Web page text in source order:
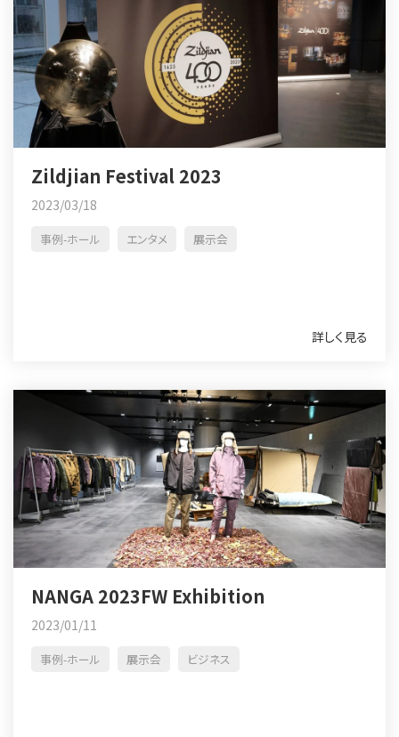
Zildjian Festival 2023
2023/03/18
事例-ホール エンタメ 展示会
詳しく見る
NANGA 2023FW Exhibition
2023/01/11
事例-ホール 展示会 ビジネス